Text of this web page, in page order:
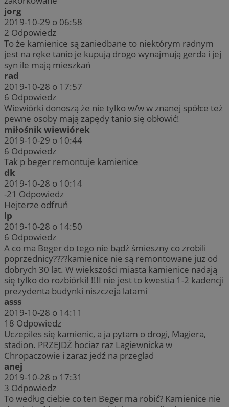
jorg
2019-10-29 o 06:58
2 Odpowiedz
To że kamienice są zaniedbane to niektórym radnym
jest na ręke tanio je kupują drogo wynajmują gerda i jej
syn ile mają mieszkań
rad
2019-10-28 o 17:57
6 Odpowiedz
Wiewiórki donoszą że nie tylko w/w w znanej spółce też
pewne osoby mają zapędy tanio się obłowić!
miłośnik wiewiórek
2019-10-29 o 10:44
6 Odpowiedz
Tak p beger remontuje kamienice
dk
2019-10-28 o 10:14
-21 Odpowiedz
Hejterze odfruń
lp
2019-10-28 o 14:50
6 Odpowiedz
A co ma Beger do tego nie bądź śmieszny co zrobili
poprzednicy????kamienice nie są remontowane juz od
dobrych 30 lat. W wiekszości miasta kamienice nadają
się tylko do rozbiórki! !!!I nie jest to kwestia 1-2 kadencji
prezydenta budynki niszczeja latami
asss
2019-10-28 o 14:11
18 Odpowiedz
Uczepiles się kamienic, a ja pytam o drogi, Magiera,
stadion. PRZEJDŹ hociaz raz Lagiewnicka w
Chropaczowie i zaraz jedź na przeglad
anej
2019-10-28 o 17:31
3 Odpowiedz
To według ciebie co ten Beger ma robić? Kamienice nie